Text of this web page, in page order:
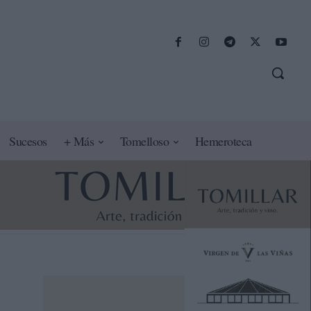
Sucesos + Más Tomelloso Hemeroteca